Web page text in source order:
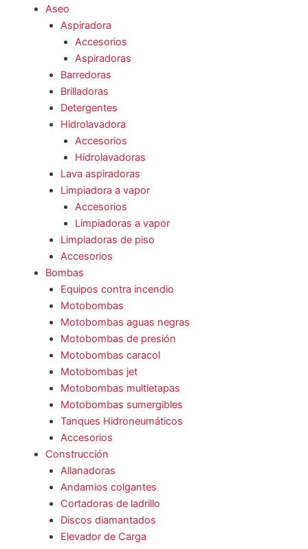
Aseo
Aspiradora
Accesorios
Aspiradoras
Barredoras
Brilladoras
Detergentes
Hidrolavadora
Accesorios
Hidrolavadoras
Lava aspiradoras
Limpiadora a vapor
Accesorios
Limpiadoras a vapor
Limpiadoras de piso
Accesorios
Bombas
Equipos contra incendio
Motobombas
Motobombas aguas negras
Motobombas de presión
Motobombas caracol
Motobombas jet
Motobombas multietapas
Motobombas sumergibles
Tanques Hidroneumáticos
Accesorios
Construcción
Allanadoras
Andamios colgantes
Cortadoras de ladrillo
Discos diamantados
Elevador de Carga